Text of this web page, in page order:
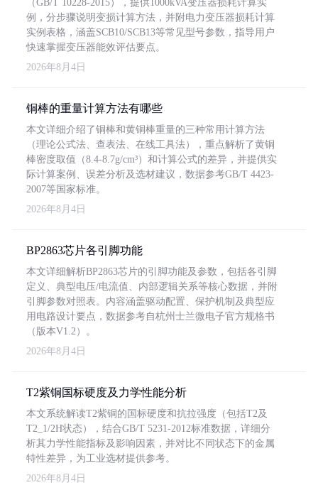
（GB/T 10228-2015），提供1000kVA变压器损耗计算实
例，分步骤说明变损计算方法，并附电力变压器损耗计算
实例表格，涵盖SCB10/SCB13等常见型号参数，指导用户
快速掌握变压器能效评估要点。
2026年8月4日
铜棒的重量计算方法有哪些
本文详细介绍了铜棒和黄铜棒重量的三种常用计算方法
（理论公式法、查表法、在线工具法），重点解析了黄铜
棒密度取值（8.4-8.7g/cm³）和计算公式的差异，并提供实
际计算案例、误差分析及选材建议，数据参考GB/T 4423-
2007等国家标准。
2026年8月4日
BP2863芯片各引脚功能
本文详细解析BP2863芯片的引脚功能及参数，包括各引脚
定义、典型电压/电流值、内部逻辑关系等核心数据，并附
引脚参数对照表。内容涵盖驱动配置、保护机制及典型应
用电路设计要点，数据参考自杭州士兰微电子官方规格书
（版本V1.2）。
2026年8月4日
T2紫铜国标硬度及力学性能分析
本文系统解读T2紫铜的国标硬度和抗拉强度（包括T2及
T2_1/2H状态），结合GB/T 5231-2012标准数据，详细分
析其力学性能指标及影响因素，并对比不同状态下的金属
特性差异，为工业选材提供参考。
2026年8月4日